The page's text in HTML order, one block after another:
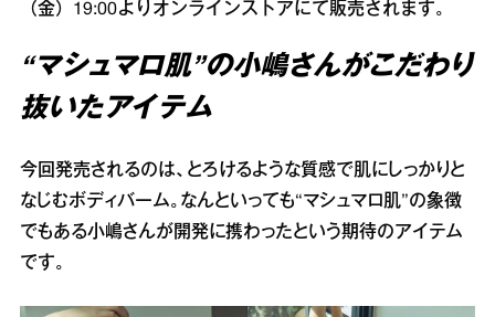
（金）19:00よりオンラインストアにて販売されます。
“マシュマロ肌”の小嶋さんがこだわり
抜いたアイテム
今回発売されるのは、とろけるような質感で肌にしっかりと
なじむボディバーム。なんといっても“マシュマロ肌”の象徴
でもある小嶋さんが開発に携わったという期待のアイテム
です。